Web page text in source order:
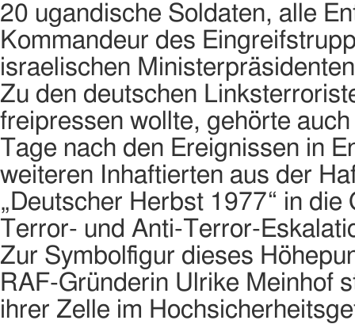
20 ugandische Soldaten, alle
Kommandeur des
israelischen
Zu den deutschen
freipressen wollte, gehörte
Tage nach den Ereignissen in
weiteren Inhaftierten aus der
„Deutscher Herbst 1977“ in
Terror- und Anti-Terror-
Zur Symbolfigur dieses
RAF-Gründerin Ulrike Meinhof
ihrer Zelle im